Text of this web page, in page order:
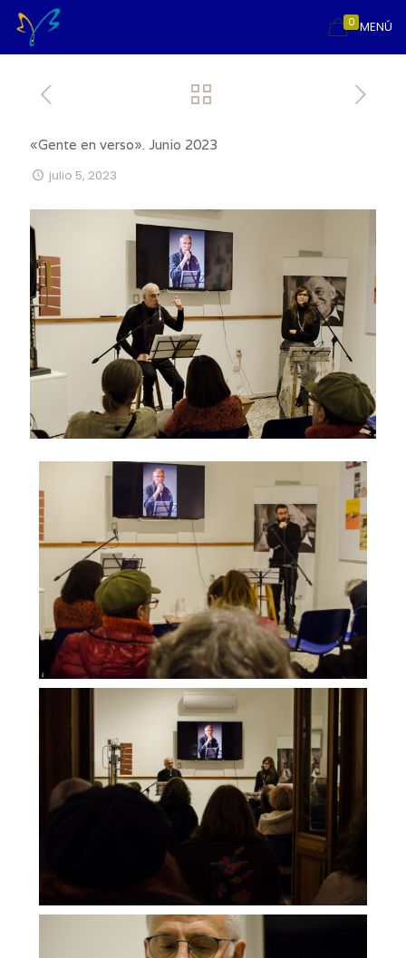
MENÚ
0
«Gente en verso». Junio 2023
julio 5, 2023